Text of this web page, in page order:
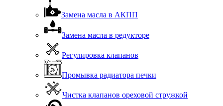
Замена масла в АКПП
Замена масла в редукторе
Регулировка клапанов
Промывка радиатора печки
Чистка клапанов ореховой стружкой